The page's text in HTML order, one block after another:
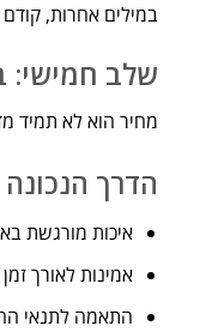
במילים אחרות,
שלב חמישי:
מחיר הוא לא תמיד
הדרך הנכונה
איכות מורגשת
אמינות לאורך זמן
התאמה לתנאי